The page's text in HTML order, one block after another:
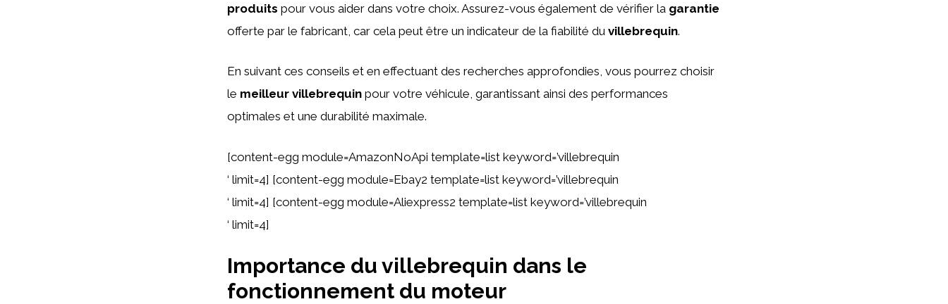
produits pour vous aider dans votre choix. Assurez-vous également de vérifier la garantie
offerte par le fabricant, car cela peut être un indicateur de la fiabilité du villebrequin.
En suivant ces conseils et en effectuant des recherches approfondies, vous pourrez choisir
le meilleur villebrequin pour votre véhicule, garantissant ainsi des performances
optimales et une durabilité maximale.
[content-egg module=AmazonNoApi template=list keyword=’villebrequin
‘ limit=4] [content-egg module=Ebay2 template=list keyword=’villebrequin
‘ limit=4] [content-egg module=Aliexpress2 template=list keyword=’villebrequin
‘ limit=4]
Importance du villebrequin dans le
fonctionnement du moteur